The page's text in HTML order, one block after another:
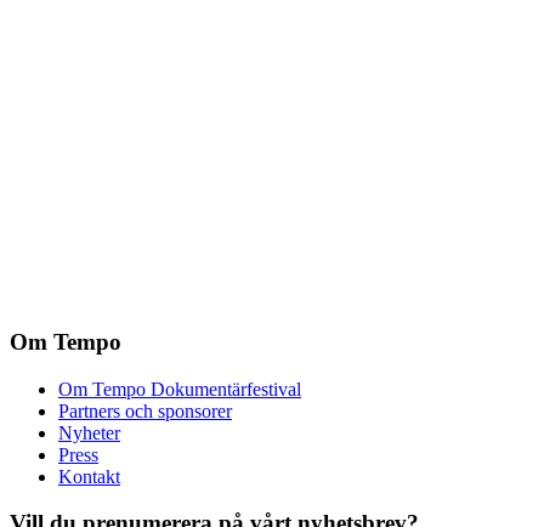
Om Tempo
Om Tempo Dokumentärfestival
Partners och sponsorer
Nyheter
Press
Kontakt